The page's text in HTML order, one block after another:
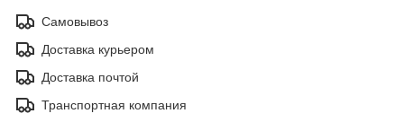
Самовывоз
Доставка курьером
Доставка почтой
Транспортная компания